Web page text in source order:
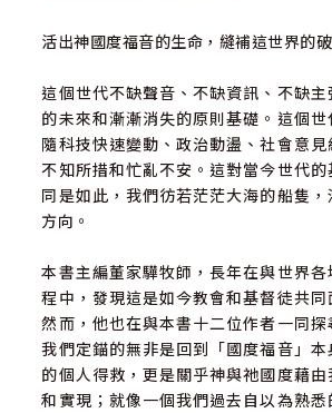
活出神國度福音的生命，縫補這世界的
這個世代不缺聲音、不缺資訊、不缺
的未來和漸漸消失的原則基礎。這個
隨科技快速變動、政治動盪、社會意
不知所措和忙亂不安。這對當今世代的
同是如此，我們彷若茫茫大海的船隻
方向。
本書主編董家驊牧師，長年在與世界
程中，發現這是如今教會和基督徒共同
然而，他也在與本書十二位作者一同
我們定錨的無非是回到「國度福音」
的個人得救，更是關乎神與祂國度藉
和實現；就像一個我們過去自以為熟